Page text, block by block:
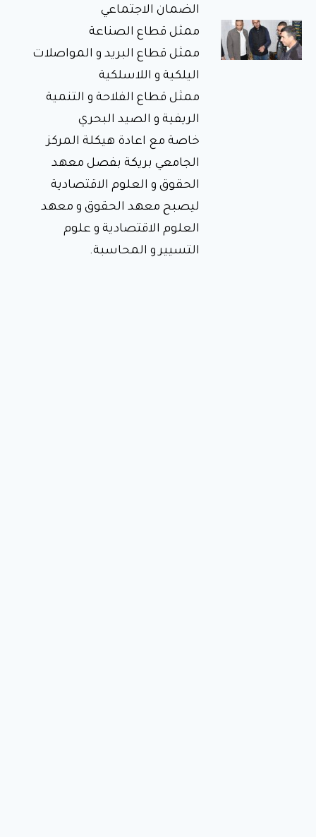
زيارة
تفقدية
الإقامات
الجامعية
زيارة تفقدية
لمطاعم
الإقامات
الضمان الاجتماعي
ممثل قطاع الصناعة
ممثل قطاع البريد و المواصلات
اليلكية و اللاسلكية
ممثل قطاع الفلاحة و التنمية
الريفية و الصيد البحري
خاصة مع اعادة هيكلة المركز
الجامعي بريكة بفصل معهد
الحقوق و العلوم الاقتصادية
ليصبح معهد الحقوق و معهد
العلوم الاقتصادية و علوم
التسيير و المحاسبة.